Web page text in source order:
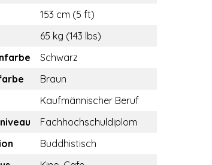
153 cm (5 ft)
65 kg (143 lbs)
Schwarz
Braun
Kaufmännischer Beruf
Fachhochschuldiplom
Buddhistisch